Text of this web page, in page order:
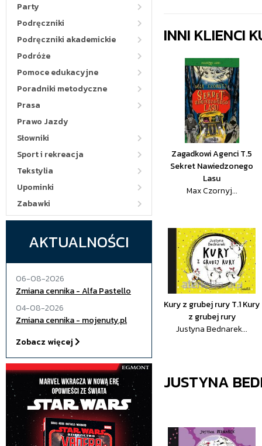
Party
Podręczniki
Podręczniki akademickie
Podróże
Pomoce edukacyjne
Poradniki metodyczne
Prasa
Prawo Jazdy
Słowniki
Sport i rekreacja
Tekstylia
Upominki
Zabawki
AKTUALNOŚCI
06-08-2026
Zmiana cennika - Alfa Pastello
04-08-2026
Zmiana cennika - mojenuty.pl
Zobacz więcej
INNI KLIENCI
Zagadkowi Agenci T.5
Sekret Nawiedzonego
Lasu
Max Czornyj...
Kury z grubej rury T.1 Kury
z grubej rury
Justyna Bednarek...
JUSTYNA